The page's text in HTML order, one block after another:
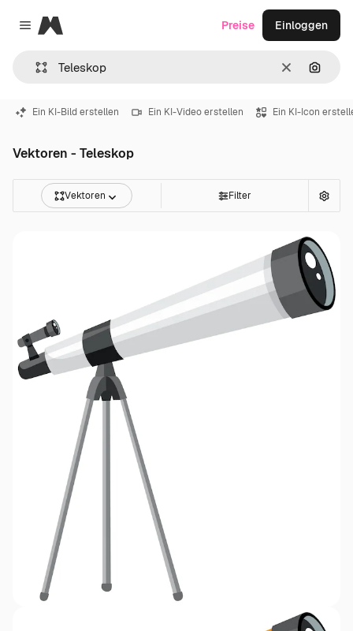
Close menu
Magnific
LöschenNach
Preise Einloggen
Ein KI-Bild erstellen Ein KI-Video erstellen Ein KI-Icon
Vektoren - Teleskop
Vektoren Filter